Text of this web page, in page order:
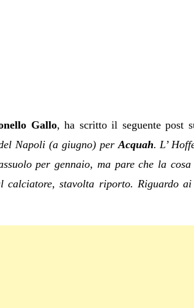
Gallo, ha scritto il seguente post
‪Napoli‬ (a giugno) per Acquah‬. L’
per gennaio, ma pare che la
calciatore, stavolta riporto. Riguardo